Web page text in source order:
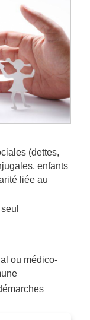
(dettes,
enfants
liée au
ou médico-